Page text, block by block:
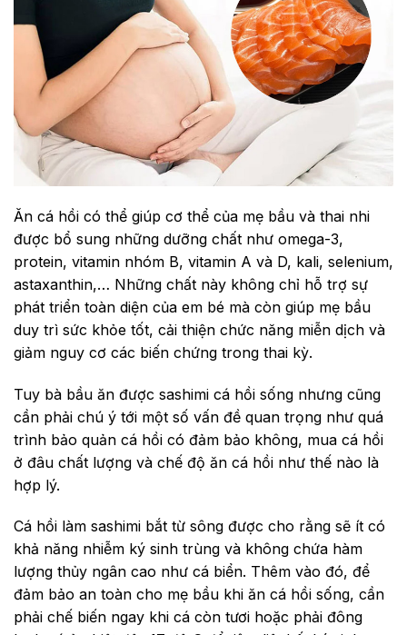
Ăn cá hồi có thể giúp cơ thể của mẹ bầu và thai nhi
được bổ sung những dưỡng chất như omega-3,
protein, vitamin nhóm B, vitamin A và D, kali, selenium,
astaxanthin,… Những chất này không chỉ hỗ trợ sự
phát triển toàn diện của em bé mà còn giúp mẹ bầu
duy trì sức khỏe tốt, cải thiện chức năng miễn dịch và
giảm nguy cơ các biến chứng trong thai kỳ.
Tuy bà bầu ăn được sashimi cá hồi sống nhưng cũng
cần phải chú ý tới một số vấn đề quan trọng như quá
trình bảo quản cá hồi có đảm bảo không, mua cá hồi
ở đâu chất lượng và chế độ ăn cá hồi như thế nào là
hợp lý.
Cá hồi làm sashimi bắt từ sông được cho rằng sẽ ít có
khả năng nhiễm ký sinh trùng và không chứa hàm
lượng thủy ngân cao như cá biển. Thêm vào đó, để
đảm bảo an toàn cho mẹ bầu khi ăn cá hồi sống, cần
phải chế biến ngay khi cá còn tươi hoặc phải đông